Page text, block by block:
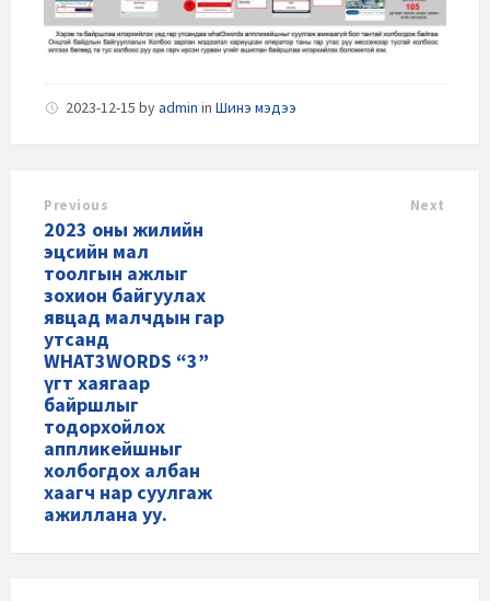
2023-12-15 byadmin in Шинэ мэдээ
Previous
2023 оны жилийн
эцсийн мал
тоолгын ажлыг
зохион байгуулах
явцад малчдын гар
утсанд
WHAT3WORDS “3”
үгт хаягаар
байршлыг
тодорхойлох
аппликейшныг
холбогдох албан
хаагч нар суулгаж
ажиллана уу.
Next